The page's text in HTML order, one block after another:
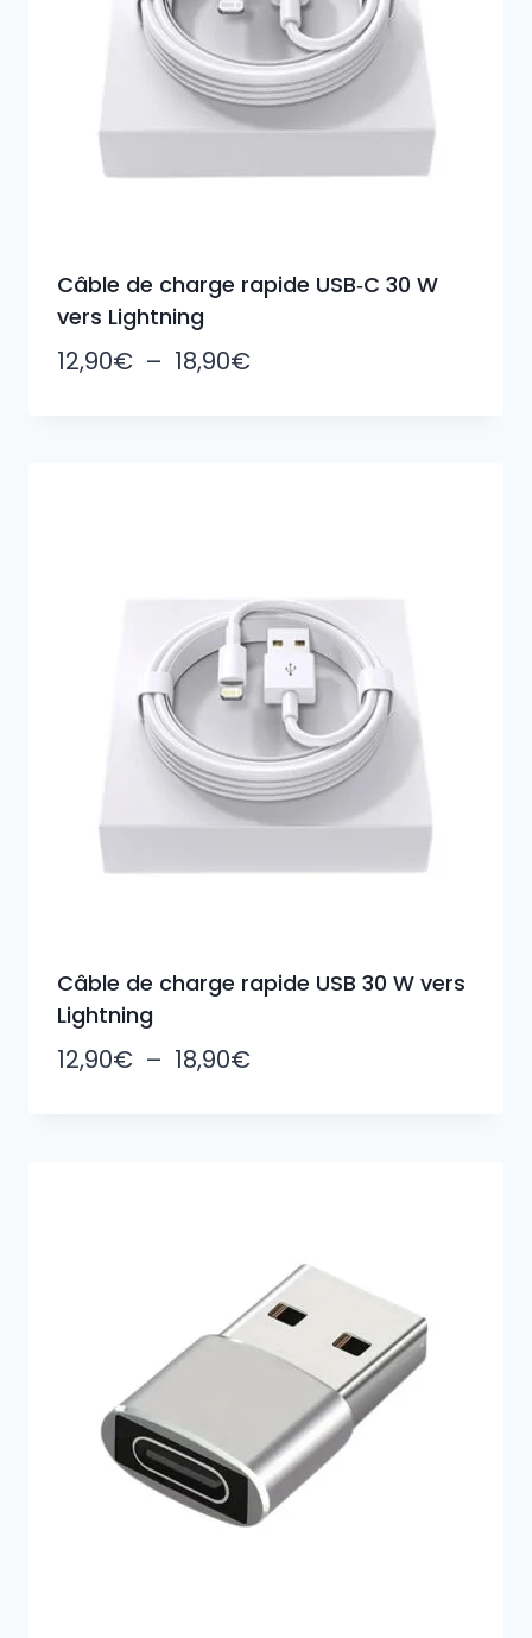
Câble de charge rapide USB‑C 30 W
vers Lightning
12,90€ – 18,90€Plage
Câble de charge rapide USB 30 W vers
Lightning
12,90€ – 18,90€Plage